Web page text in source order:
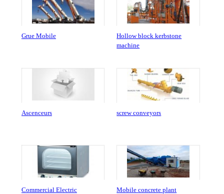
Grue Mobile
Hollow block kerbstone
machine
Ascenceurs screw conveyors
Commercial Electric
Mobile concrete plant